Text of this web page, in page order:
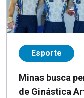
Esporte
Minas busca
de Ginástica